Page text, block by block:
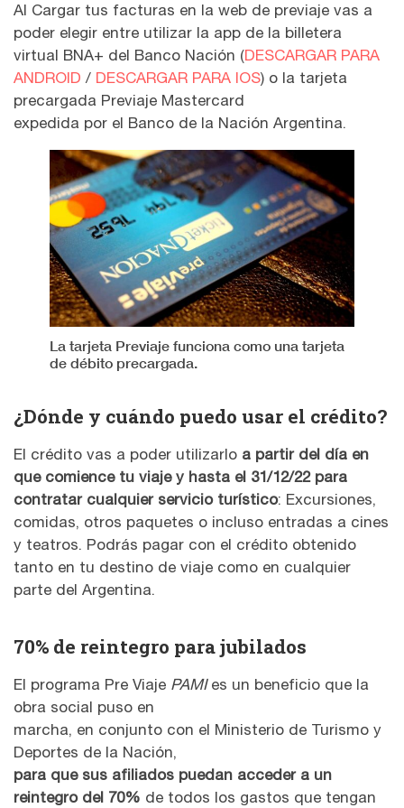
Al Cargar tus facturas en la web de previaje vas a
poder elegir entre utilizar la app de la billetera
virtual BNA+ del Banco Nación (DESCARGAR PARA
ANDROID / DESCARGAR PARA IOS) o la tarjeta
precargada Previaje Mastercard
expedida por el Banco de la Nación Argentina.
La tarjeta Previaje funciona como una tarjeta
de débito precargada.
¿Dónde y cuándo puedo usar el crédito?
El crédito vas a poder utilizarlo a partir del día en
que comience tu viaje y hasta el 31/12/22 para
contratar cualquier servicio turístico: Excursiones,
comidas, otros paquetes o incluso entradas a cines
y teatros. Podrás pagar con el crédito obtenido
tanto en tu destino de viaje como en cualquier
parte del Argentina.
70% de reintegro para jubilados
El programa Pre Viaje PAMIes un beneficio que la
obra social puso en
marcha, en conjunto con el Ministerio de Turismo y
Deportes de la Nación,
para que sus afiliados puedan acceder a un
reintegro del 70% de todos los gastos que tengan